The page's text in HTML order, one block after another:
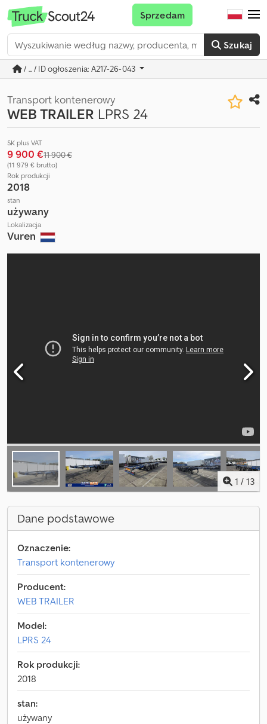
Szukaj
Sprzedam
/ ... / ID ogłoszenia: A217-26-043
Transport kontenerowy
WEB TRAILER LPRS 24
SK plus VAT
9 900 €11 900 €
(11 979 € brutto)
Rok produkcji
2018
stan
używany
Lokalizacja
Vuren
1 / 13
Dane podstawowe
Oznaczenie:
Transport kontenerowy
Producent:
WEB TRAILER
Model:
LPRS 24
Rok produkcji:
2018
stan:
używany